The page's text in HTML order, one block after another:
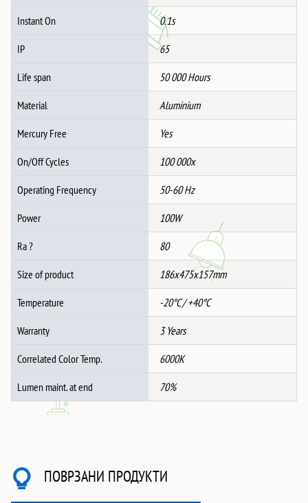
Instant On 0.1s
IP 65
Life span 50 000 Hours
Material Aluminium
Mercury Free Yes
On/Off Cycles 100 000x
Operating Frequency 50-60 Hz
Power 100W
Ra ? 80
Size of product 186x475x157mm
Temperature -20°C / +40°C
Warranty 3 Years
Correlated Color Temp. 6000K
Lumen maint. at end 70%
ПОВРЗАНИ ПРОДУКТИ